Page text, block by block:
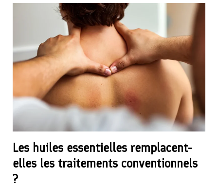
Les huiles essentielles remplacent-
elles les traitements conventionnels
?